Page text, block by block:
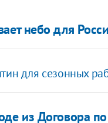
небо для
для сезонных
из Договора